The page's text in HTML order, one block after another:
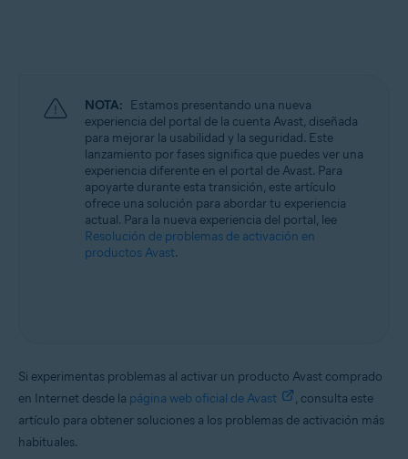
Sistemas operativos:
Todos los sistemas operativos compatibles
NOTA: Estamos presentando una nueva
experiencia del portal de la cuenta Avast, diseñada
para mejorar la usabilidad y la seguridad. Este
lanzamiento por fases significa que puedes ver una
experiencia diferente en el portal de Avast. Para
apoyarte durante esta transición, este artículo
ofrece una solución para abordar tu experiencia
actual. Para la nueva experiencia del portal, lee
Resolución de problemas de activación en
productos Avast.
Si experimentas problemas al activar un producto Avast comprado
en Internet desde la página web oficial de Avast
, consulta este
artículo para obtener soluciones a los problemas de activación más
habituales.